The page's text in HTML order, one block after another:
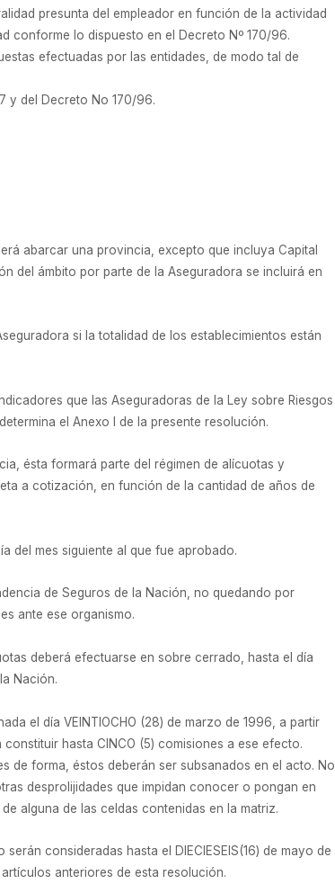
presunta del empleador en función de la actividad
conforme lo dispuesto en el Decreto Nº 170/96.
efectuadas por las entidades, de modo tal de
y del Decreto No 170/96.
abarcar una provincia, excepto que incluya Capital
del ámbito por parte de la Aseguradora se incluirá en
si la totalidad de los establecimientos están
que las Aseguradoras de la Ley sobre Riesgos
el Anexo I de la presente resolución.
ésta formará parte del régimen de alícuotas y
a cotización, en función de la cantidad de años de
del mes siguiente al que fue aprobado.
de Seguros de la Nación, no quedando por
ante ese organismo.
deberá efectuarse en sobre cerrado, hasta el día
Nación.
el día VEINTIOCHO (28) de marzo de 1996, a partir
hasta CINCO (5) comisiones a ese efecto.
de forma, éstos deberán ser subsanados en el acto. No
desprolijidades que impidan conocer o pongan en
alguna de las celdas contenidas en la matriz.
consideradas hasta el DIECIESEIS(16) de mayo de
anteriores de esta resolución.